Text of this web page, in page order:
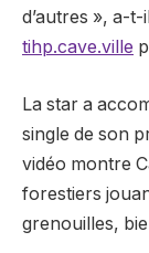
d’autres », a-
tihp.cave.ville
La star a
single de son
vidéo montre
forestiers
grenouilles,